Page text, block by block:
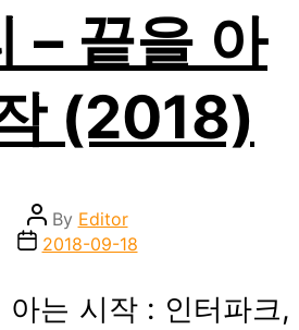
– 끝을 아
(2018)
Post
author
By Editor
Post2018-09-18
아는 시작 : 인터파크,